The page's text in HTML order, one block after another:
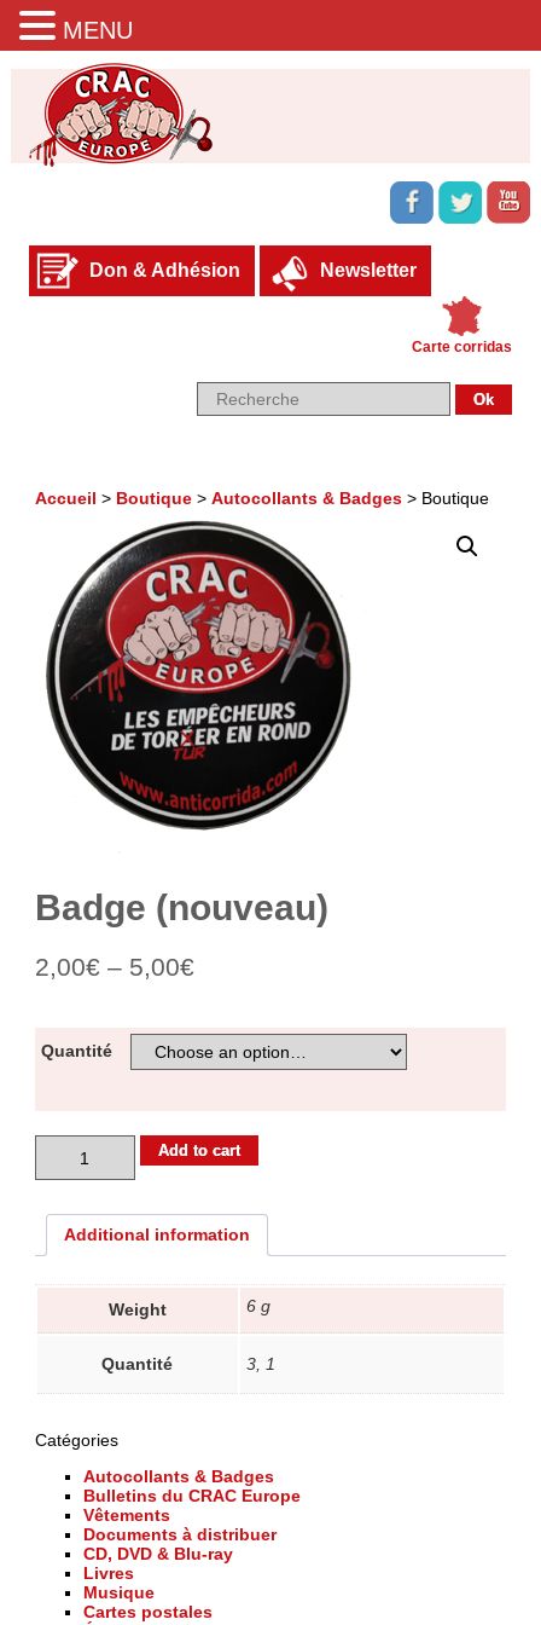
Don & Adhésion Newsletter
Carte corridas
Accueil > Boutique> Autocollants & Badges> Boutique
Badge (nouveau)
2,00€ – 5,00€
Quantité
(nouveau)
Add to cart
Additional information
Weight 6 g
Quantité 3, 1
Catégories
Autocollants & Badges
Bulletins du CRAC Europe
Vêtements
Documents à distribuer
CD, DVD & Blu-ray
Livres
Musique
Cartes postales
MENU